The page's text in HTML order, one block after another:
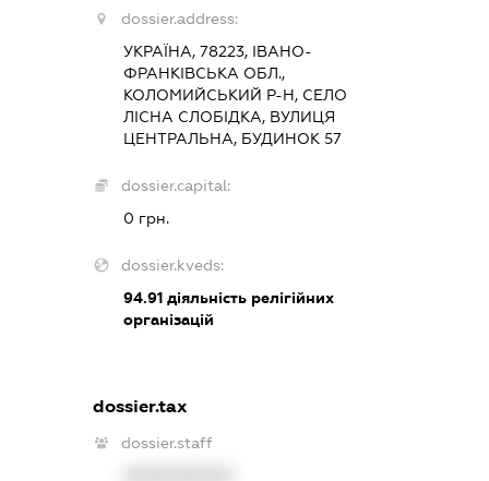
dossier.address:
УКРАЇНА, 78223, ІВАНО-
ФРАНКІВСЬКА ОБЛ.,
КОЛОМИЙСЬКИЙ Р-Н, СЕЛО
ЛІСНА СЛОБІДКА, ВУЛИЦЯ
ЦЕНТРАЛЬНА, БУДИНОК 57
dossier.capital:
0 грн.
dossier.kveds:
94.91діяльність релігійних
організацій
dossier.tax
dossier.staff